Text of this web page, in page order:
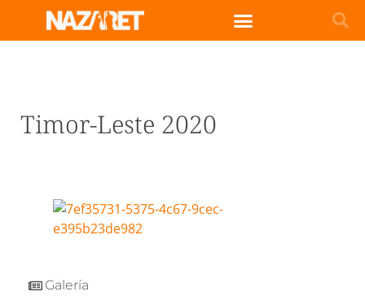
Timor-Leste 2020
Galería